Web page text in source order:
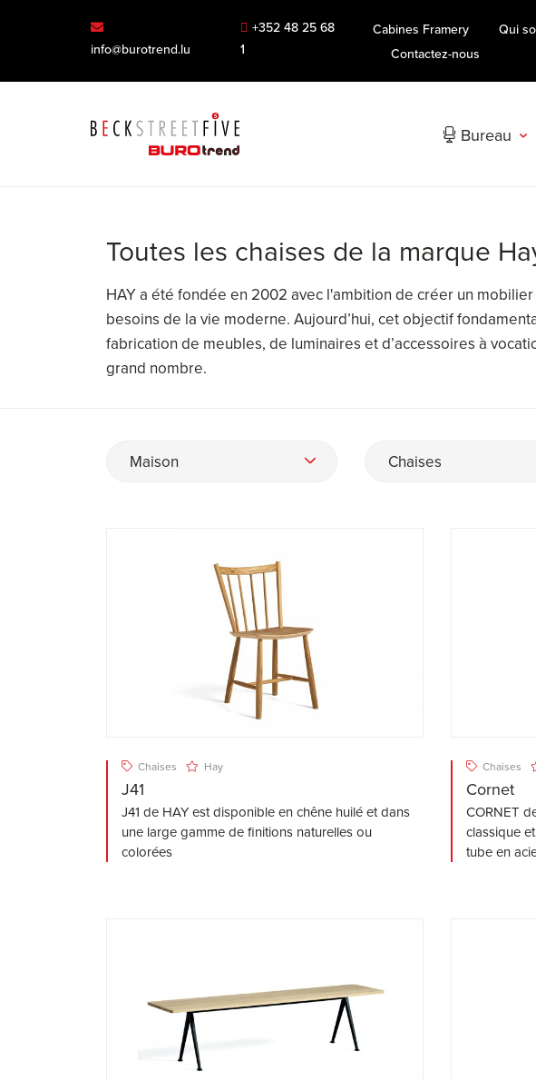
info@burotrend.lu
+352 48 25 68
1
Cabines Framery Qui
Contactez-nous
Bureau
Toutes les chaises de la marque
HAY a été fondée en 2002 avec l'ambition de créer un
besoins de la vie moderne. Aujourd’hui, cet objectif
fabrication de meubles, de luminaires et d’accessoires à
grand nombre.
Maison Chaises
Chaises Hay
J41
J41 de HAY est disponible en chêne huilé et dans
une large gamme de finitions naturelles ou
colorées
Chaises
Cornet
CORNET
classique
tube en